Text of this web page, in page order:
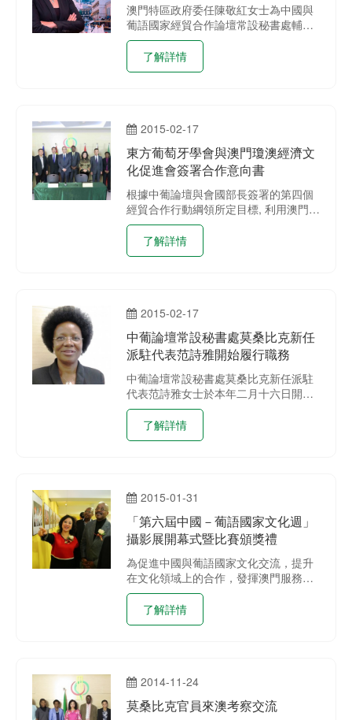
澳門特區政府委任陳敬紅女士為中國與
葡語國家經貿合作論壇常設秘書處輔助
辦公室主任，任期由二零一五年三月四
日起，為期一年。
了解詳情
2015-02-17
東方葡萄牙學會與澳門瓊澳經濟文
化促進會簽署合作意向書
根據中葡論壇與會國部長簽署的第四個
經貿合作行動綱領所定目標, 利用澳門作
為中葡平臺優勢, 加強中國, 澳門及葡語
國家間教育領域的合作, 因此, 中葡論壇
常設秘書處協助促成東方葡萄牙學會與
行簽署合作意向書儀式。
了解詳情
2015-02-17
中葡論壇常設秘書處莫桑比克新任
派駐代表范詩雅開始履行職務
中葡論壇常設秘書處莫桑比克新任派駐
代表范詩雅女士於本年二月十六日開始
履新，接替莫桑比克派駐代表伊斯梅爾
達女士之職務。
了解詳情
2015-01-31
「第六屆中國－葡語國家文化週」
攝影展開幕式暨比賽頒獎禮
為促進中國與葡語國家文化交流，提升
在文化領域上的合作，發揮澳門服務平
臺作用，中國-葡語國家經貿合作論壇
（澳門）常設秘書處主辦、民政總署和
旅遊局協辦、澳門數碼攝影學會承辦的
三時假“酷藝廊”舉行。
了解詳情
2014-11-24
莫桑比克官員來澳考察交流